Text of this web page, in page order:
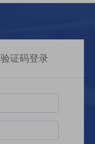
验证码登录